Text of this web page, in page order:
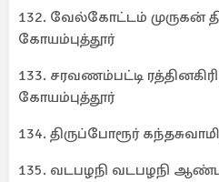
132. வேல்கோட்டம் முருகன்
கோயம்புத்தூர்
133. சரவணம்பட்டி
கோயம்புத்தூர்
134. திருப்போரூர்
135. வடபழநி வடபழநி